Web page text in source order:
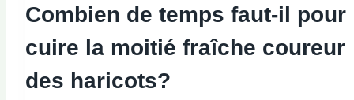
Combien de temps faut-il pour
cuire la moitié fraîche coureur
des haricots?